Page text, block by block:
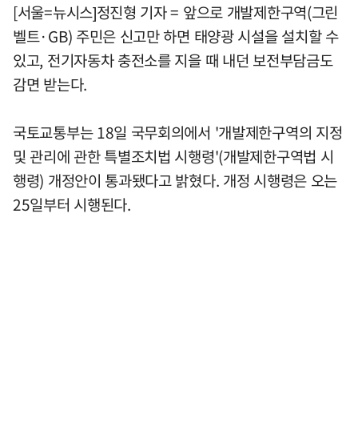
[서울=뉴시스]정진형 기자 = 앞으로 개발제한구역(그린
벨트·GB) 주민은 신고만 하면 태양광 시설을 설치할 수
있고, 전기자동차 충전소를 지을 때 내던 보전부담금도
감면 받는다.
국토교통부는 18일 국무회의에서 '개발제한구역의 지정
및 관리에 관한 특별조치법 시행령'(개발제한구역법 시
행령) 개정안이 통과됐다고 밝혔다. 개정 시행령은 오는
25일부터 시행된다.